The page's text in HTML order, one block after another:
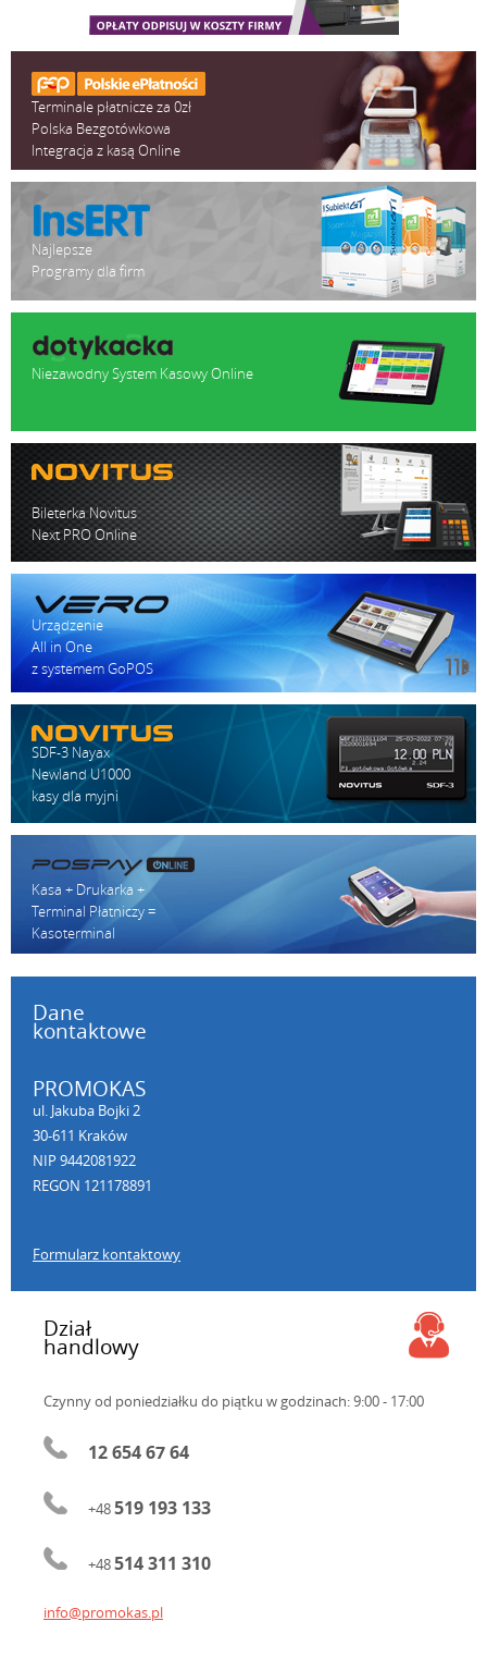
Terminale płatnicze za 0zł
Polska Bezgotówkowa
Integracja z kasą Online
Najlepsze
Programy dla firm
Niezawodny System Kasowy Online
Bileterka Novitus
Next PRO Online
Urządzenie
All in One
z systemem GoPOS
SDF-3 Nayax
Newland U1000
kasy dla myjni
Kasa + Drukarka +
Terminal Płatniczy =
Kasoterminal
Dane
kontaktowe
PROMOKAS
ul. Jakuba Bojki 2
30-611 Kraków
NIP 9442081922
REGON 121178891
Formularz kontaktowy
Dział
handlowy
Czynny od poniedziałku do piątku w godzinach: 9:00 - 17:00
12 654 67 64
+48519 193 133
+48514 311 310
info@promokas.pl